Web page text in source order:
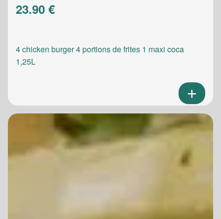
23.90 €
4 chicken burger 4 portions de frites 1 maxi coca
1,25L